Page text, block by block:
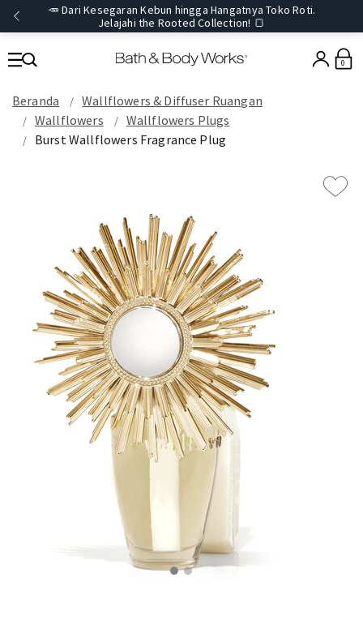
🥕 Dari Kesegaran Kebun hingga Hangatnya Toko Roti.
Jelajahi the Rooted Collection! 🍞
0
Beranda
Wallflowers & Diffuser Ruangan
Wallflowers
Wallflowers Plugs
Burst Wallflowers Fragrance Plug